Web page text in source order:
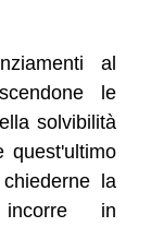
al
le
solvibilità
quest'ultimo
la
incorre in